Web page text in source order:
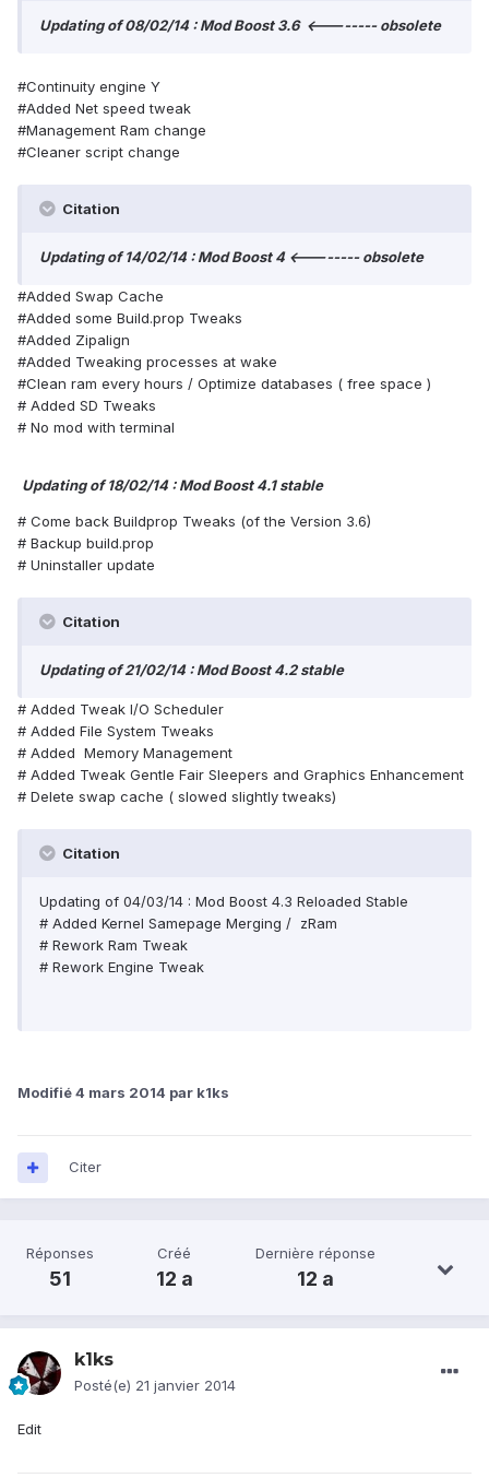
Updating of 08/02/14 : Mod Boost 3.6 <-------- obsolete
#Continuity engine Y
#Added Net speed tweak
#Management Ram change
#Cleaner script change
Citation
Updating of 14/02/14 : Mod Boost 4 <-------- obsolete
#Added Swap Cache
#Added some Build.prop Tweaks
#Added Zipalign
#Added Tweaking processes at wake
#Clean ram every hours / Optimize databases ( free space )
# Added SD Tweaks
# No mod with terminal
Updating of 18/02/14 : Mod Boost 4.1 stable
# Come back Buildprop Tweaks (of the Version 3.6)
# Backup build.prop
# Uninstaller update
Citation
Updating of 21/02/14 : Mod Boost 4.2 stable
# Added Tweak I/O Scheduler
# Added File System Tweaks
# Added Memory Management
# Added Tweak Gentle Fair Sleepers and Graphics Enhancement
# Delete swap cache ( slowed slightly tweaks)
Citation
Updating of 04/03/14 : Mod Boost 4.3 Reloaded Stable
# Added Kernel Samepage Merging / zRam
# Rework Ram Tweak
# Rework Engine Tweak
Modifié4 mars 2014 par k1ks
Citer
Réponses
51
Créé
12 a
Dernière réponse
12 a
k1ks
Posté(e) 21 janvier 2014
Edit